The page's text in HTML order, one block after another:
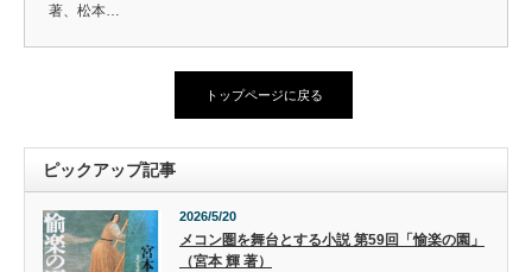
著、松本…
トップページに戻る
ピックアップ記事
2026/5/20
メコン圏を舞台とする小説 第59回「愉楽の園」
（宮本 輝 著）